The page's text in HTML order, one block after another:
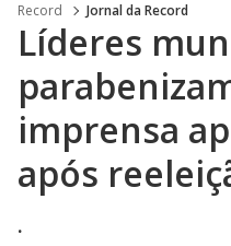
Record Jornal da Record
Líderes
imprensa
após
.